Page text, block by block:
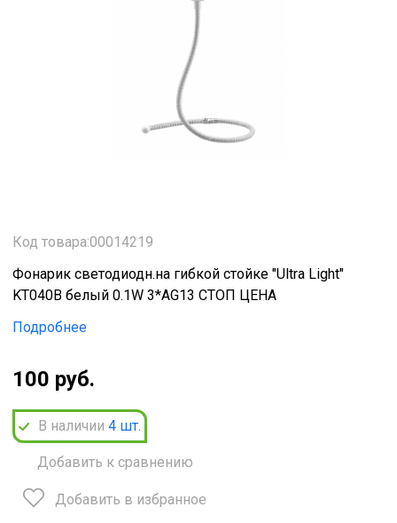
Код товара:00014219
Фонарик светодиодн.на гибкой стойке "Ultra Light"
KT040B белый 0.1W 3*AG13 СТОП ЦЕНА
Подробнее
100 руб.
В наличии 4 шт.
Добавить к сравнению
Добавить в избранное